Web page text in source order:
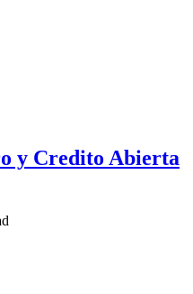
y Credito Abierta